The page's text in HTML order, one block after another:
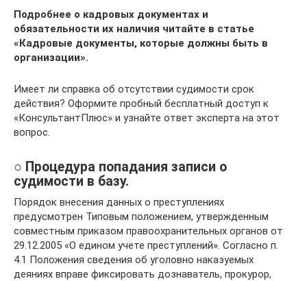
Подробнее о кадровых документах и
обязательности их наличия читайте в статье
«Кадровые документы, которые должны быть в
организации».
Имеет ли справка об отсутствии судимости срок
действия? Оформите пробный бесплатный доступ к
«КонсультантПлюс» и узнайте ответ эксперта на этот
вопрос.
○ Процедура попадания записи о
судимости в базу.
Порядок внесения данных о преступлениях
предусмотрен Типовым положением, утвержденным
совместным приказом правоохранительных органов от
29.12.2005 «О едином учете преступлений». Согласно п.
4.1 Положения сведения об уголовно наказуемых
деяниях вправе фиксировать дознаватель, прокурор,